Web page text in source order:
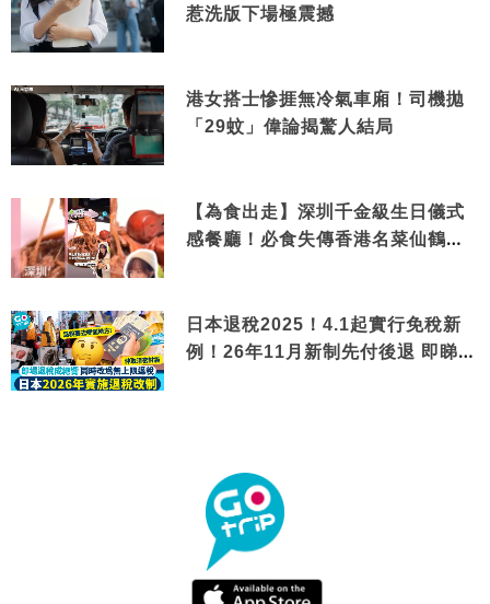
惹洗版下場極震撼
港女搭士慘捱無冷氣車廂！司機拋
「29蚊」偉論揭驚人結局
【為食出走】深圳千金級生日儀式
感餐廳！必食失傳香港名菜仙鶴神
日本退稅2025！4.1起實行免稅新
例！26年11月新制先付後退 即睇步